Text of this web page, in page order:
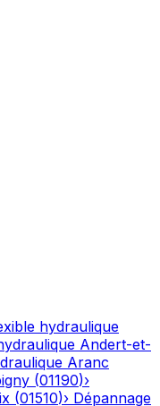
hydraulique
Andert-et-
Aranc
(01190)›
(01510)› Dépannage